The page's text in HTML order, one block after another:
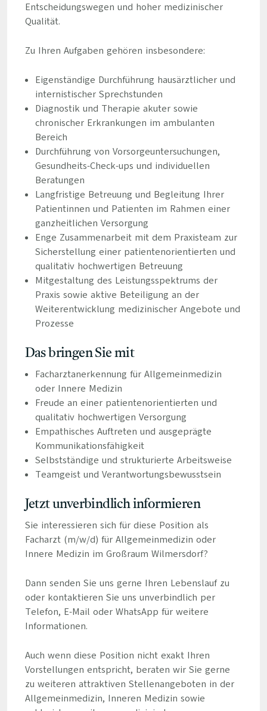
Entscheidungswegen und hoher medizinischer
Qualität.
Zu Ihren Aufgaben gehören insbesondere:
Eigenständige Durchführung hausärztlicher und
internistischer Sprechstunden
Diagnostik und Therapie akuter sowie
chronischer Erkrankungen im ambulanten
Bereich
Durchführung von Vorsorgeuntersuchungen,
Gesundheits-Check-ups und individuellen
Beratungen
Langfristige Betreuung und Begleitung Ihrer
Patientinnen und Patienten im Rahmen einer
ganzheitlichen Versorgung
Enge Zusammenarbeit mit dem Praxisteam zur
Sicherstellung einer patientenorientierten und
qualitativ hochwertigen Betreuung
Mitgestaltung des Leistungsspektrums der
Praxis sowie aktive Beteiligung an der
Weiterentwicklung medizinischer Angebote und
Prozesse
Das bringen Sie mit
Facharztanerkennung für Allgemeinmedizin
oder Innere Medizin
Freude an einer patientenorientierten und
qualitativ hochwertigen Versorgung
Empathisches Auftreten und ausgeprägte
Kommunikationsfähigkeit
Selbstständige und strukturierte Arbeitsweise
Teamgeist und Verantwortungsbewusstsein
Jetzt unverbindlich informieren
Sie interessieren sich für diese Position als
Facharzt (m/w/d) für Allgemeinmedizin oder
Innere Medizin im Großraum Wilmersdorf?
Dann senden Sie uns gerne Ihren Lebenslauf zu
oder kontaktieren Sie uns unverbindlich per
Telefon, E-Mail oder WhatsApp für weitere
Informationen.
Auch wenn diese Position nicht exakt Ihren
Vorstellungen entspricht, beraten wir Sie gerne
zu weiteren attraktiven Stellenangeboten in der
Allgemeinmedizin, Inneren Medizin sowie